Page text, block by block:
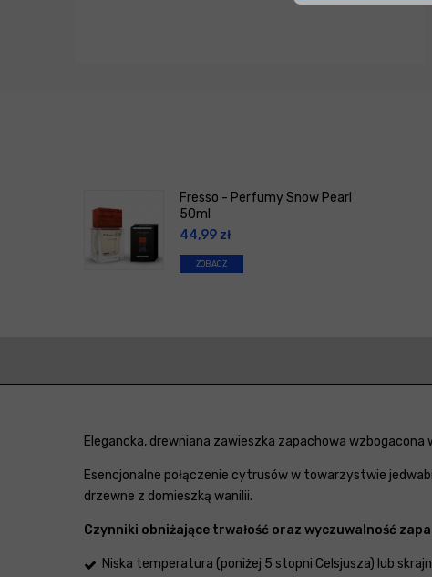
Fresso - Perfumy Snow Pearl
50ml
44,99 zł
ZOBACZ
Elegancka, drewniana zawieszka zapachowa
Esencjonalne połączenie cytrusów w towarzystwie
drzewne z domieszką wanilii.
Czynniki obniżające trwałość oraz wyczuwalność
Niska temperatura (poniżej 5 stopni Celsjusza) lub